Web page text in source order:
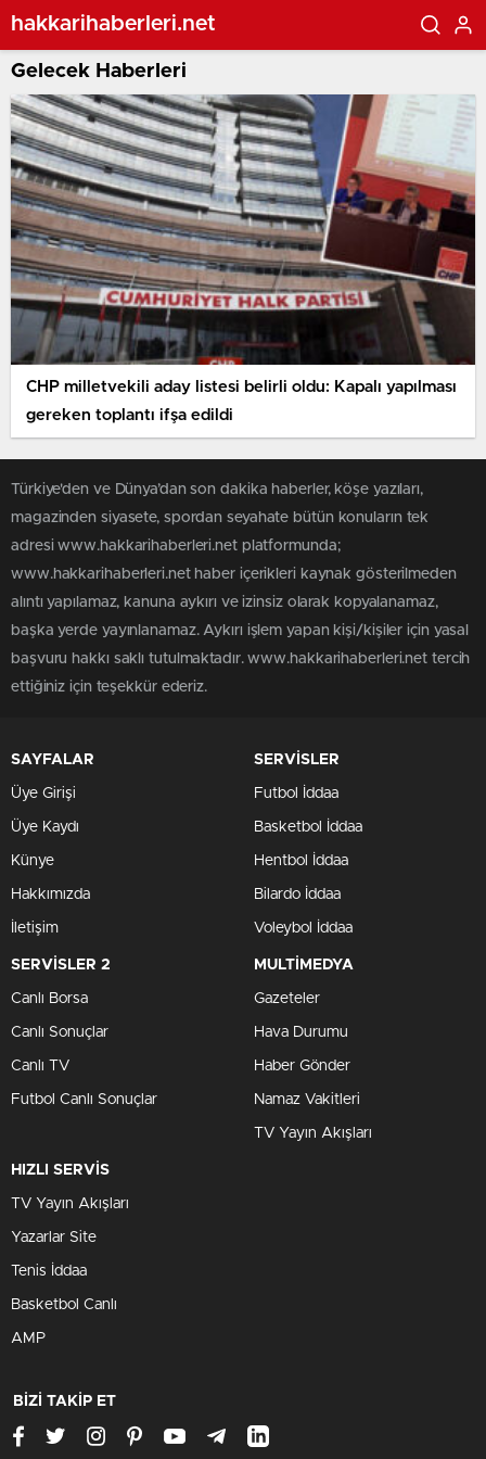
hakkarihaberleri.net
Gelecek Haberleri
CHP milletvekili aday listesi belirli oldu: Kapalı yapılması
gereken toplantı ifşa edildi
Türkiye'den ve Dünya’dan son dakika haberler, köşe yazıları,
magazinden siyasete, spordan seyahate bütün konuların tek
adresi www.hakkarihaberleri.net platformunda;
www.hakkarihaberleri.net haber içerikleri kaynak gösterilmeden
alıntı yapılamaz, kanuna aykırı ve izinsiz olarak kopyalanamaz,
başka yerde yayınlanamaz. Aykırı işlem yapan kişi/kişiler için yasal
başvuru hakkı saklı tutulmaktadır. www.hakkarihaberleri.net tercih
ettiğiniz için teşekkür ederiz.
SAYFALAR
Üye Girişi
Üye Kaydı
Künye
Hakkımızda
İletişim
SERVİSLER
Futbol İddaa
Basketbol İddaa
Hentbol İddaa
Bilardo İddaa
Voleybol İddaa
SERVİSLER 2
Canlı Borsa
Canlı Sonuçlar
Canlı TV
Futbol Canlı Sonuçlar
MULTİMEDYA
Gazeteler
Hava Durumu
Haber Gönder
Namaz Vakitleri
TV Yayın Akışları
HIZLI SERVİS
TV Yayın Akışları
Yazarlar Site
Tenis İddaa
Basketbol Canlı
AMP
BİZİ TAKİP ET